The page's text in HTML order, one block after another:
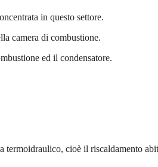
in questo settore.
camera di combustione.
ed il condensatore.
termoidraulico, cioè il riscaldamento